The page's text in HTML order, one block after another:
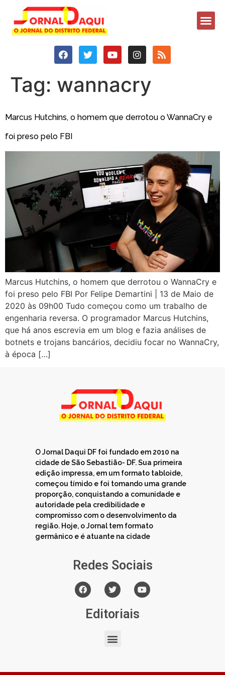
Tag: wannacry
Marcus Hutchins, o homem que derrotou o WannaCry e
foi preso pelo FBI
Marcus Hutchins, o homem que derrotou o WannaCry e
foi preso pelo FBI Por Felipe Demartini | 13 de Maio de
2020 às 09h00 Tudo começou como um trabalho de
engenharia reversa. O programador Marcus Hutchins,
que há anos escrevia em um blog e fazia análises de
botnets e trojans bancários, decidiu focar no WannaCry,
à época […]
O Jornal Daqui DF foi fundado em 2010 na
cidade de São Sebastião- DF. Sua primeira
edição impressa, em um formato tabloide,
começou tímido e foi tomando uma grande
proporção, conquistando a comunidade e
autoridade pela credibilidade e
compromisso com o desenvolvimento da
região. Hoje, o Jornal tem formato
germânico e é atuante na cidade
Redes Sociais
Editoriais